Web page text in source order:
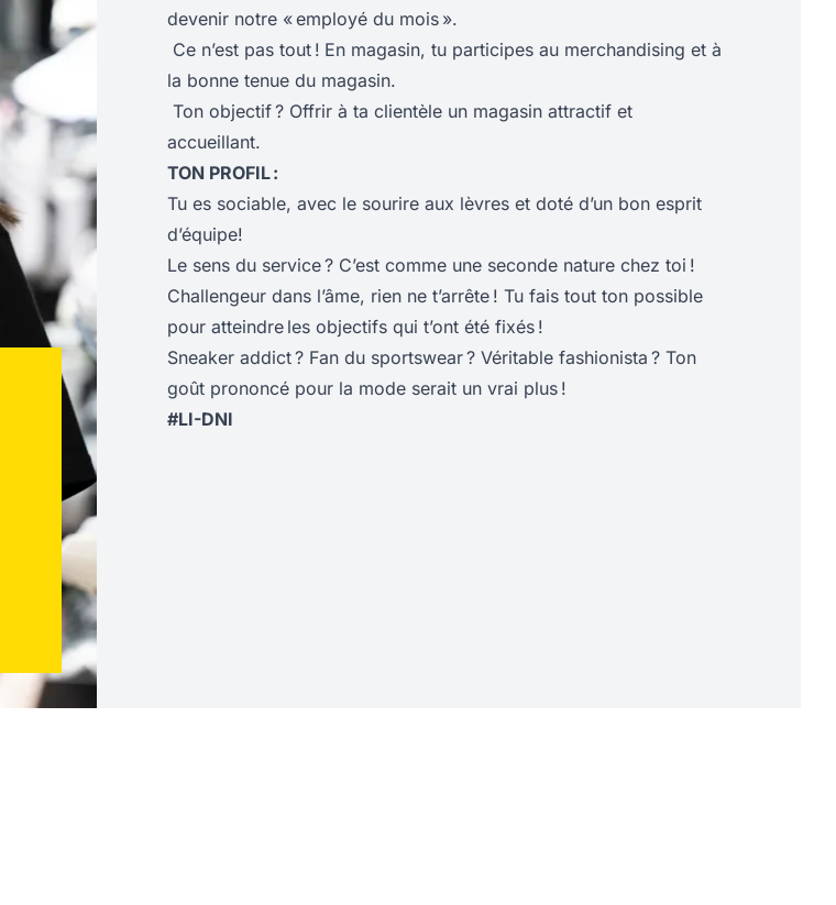
devenir notre « employé du mois ».
Ce n’est pas tout ! En magasin, tu participes au merchandising et à
la bonne tenue du magasin.
Ton objectif ? Offrir à ta clientèle un magasin attractif et
accueillant.
TON PROFIL :
Tu es sociable, avec le sourire aux lèvres et doté d’un bon esprit
d’équipe!
Le sens du service ? C’est comme une seconde nature chez toi !
Challengeur dans l’âme, rien ne t’arrête ! Tu fais tout ton possible
pour atteindre les objectifs qui t’ont été fixés !
Sneaker addict ? Fan du sportswear ? Véritable fashionista ? Ton
goût prononcé pour la mode serait un vrai plus !
#LI-DNI